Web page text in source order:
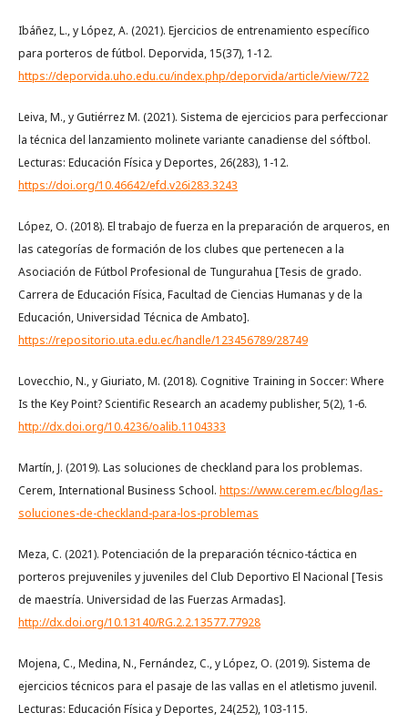
Ibáñez, L., y López, A. (2021). Ejercicios de entrenamiento específico
para porteros de fútbol. Deporvida, 15(37), 1-12.
https://deporvida.uho.edu.cu/index.php/deporvida/article/view/722
Leiva, M., y Gutiérrez M. (2021). Sistema de ejercicios para perfeccionar
la técnica del lanzamiento molinete variante canadiense del sóftbol.
Lecturas: Educación Física y Deportes, 26(283), 1-12.
https://doi.org/10.46642/efd.v26i283.3243
López, O. (2018). El trabajo de fuerza en la preparación de arqueros, en
las categorías de formación de los clubes que pertenecen a la
Asociación de Fútbol Profesional de Tungurahua [Tesis de grado.
Carrera de Educación Física, Facultad de Ciencias Humanas y de la
Educación, Universidad Técnica de Ambato].
https://repositorio.uta.edu.ec/handle/123456789/28749
Lovecchio, N., y Giuriato, M. (2018). Cognitive Training in Soccer: Where
Is the Key Point? Scientific Research an academy publisher, 5(2), 1-6.
http://dx.doi.org/10.4236/oalib.1104333
Martín, J. (2019). Las soluciones de checkland para los problemas.
Cerem, International Business School. https://www.cerem.ec/blog/las-
soluciones-de-checkland-para-los-problemas
Meza, C. (2021). Potenciación de la preparación técnico-táctica en
porteros prejuveniles y juveniles del Club Deportivo El Nacional [Tesis
de maestría. Universidad de las Fuerzas Armadas].
http://dx.doi.org/10.13140/RG.2.2.13577.77928
Mojena, C., Medina, N., Fernández, C., y López, O. (2019). Sistema de
ejercicios técnicos para el pasaje de las vallas en el atletismo juvenil.
Lecturas: Educación Física y Deportes, 24(252), 103-115.